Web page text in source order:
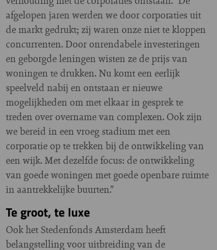
afgelopen jaren werden we door corporaties uit
de markt gedrukt; zij waren onze niet te kloppen
concurrenten. Door onrendabele investeringen
en geborgde leningen wisten ze de prijs van
woningen te drukken. Nu komt een eerlijk
speelveld nabij en ontstaan er nieuwe
mogelijkheden om met elkaar in gesprek te
treden over overname van complexen. Ook zijn
we bereid in een vroeg stadium met een
corporatie op te trekken bij de ontwikkeling van
een wijk. Met dezelfde focus: de ontwikkeling
van goede woningen met goede openbare ruimte
in aantrekkelijke buurten.”
Te groot, te luxe
Ook het Stedenfonds Amsterdam heeft
belangstelling voor uitbreiding van de